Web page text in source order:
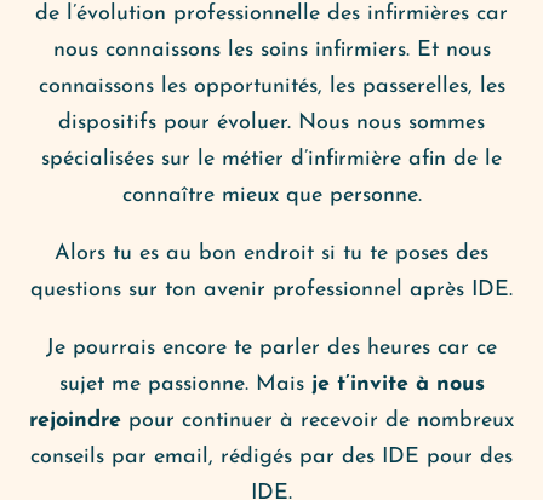
de l’évolution professionnelle des infirmières car
nous connaissons les soins infirmiers. Et nous
connaissons les opportunités, les passerelles, les
dispositifs pour évoluer. Nous nous sommes
spécialisées sur le métier d’infirmière afin de le
connaître mieux que personne.
Alors tu es au bon endroit si tu te poses des
questions sur ton avenir professionnel après IDE.
Je pourrais encore te parler des heures car ce
sujet me passionne. Mais je t’invite à nous
rejoindre pour continuer à recevoir de nombreux
conseils par email, rédigés par des IDE pour des
IDE.